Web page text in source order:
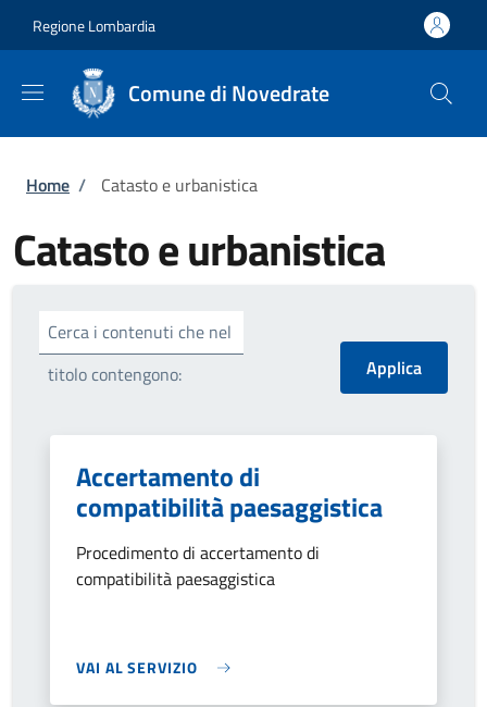
Regione Lombardia
Comune di Novedrate
Briciole di pane
Home / Catasto e urbanistica
Catasto e urbanistica
Cerca i contenuti che nel
titolo contengono:
Accertamento di
compatibilità paesaggistica
Procedimento di accertamento di
compatibilità paesaggistica
VAI AL SERVIZIO